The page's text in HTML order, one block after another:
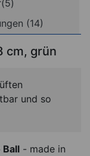
(14)
cm, grün
und so
Ball - made in